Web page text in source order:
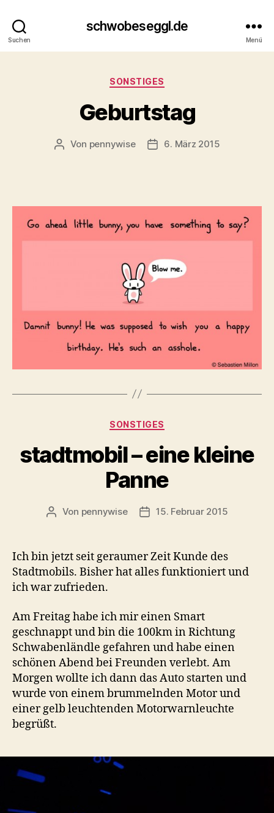
Suchen
schwobeseggl.de
Menü
Kategorien
SONSTIGES
Geburtstag
Beitragsautor
Von pennywise Veröffentlichungsdatum
6. März 2015
Kategorien
SONSTIGES
stadtmobil – eine kleine
Panne
Beitragsautor
Von pennywise Veröffentlichungsdatum
15. Februar 2015
Ich bin jetzt seit geraumer Zeit Kunde des
Stadtmobils. Bisher hat alles funktioniert und
ich war zufrieden.
Am Freitag habe ich mir einen Smart
geschnappt und bin die 100km in Richtung
Schwabenländle gefahren und habe einen
schönen Abend bei Freunden verlebt. Am
Morgen wollte ich dann das Auto starten und
wurde von einem brummelnden Motor und
einer gelb leuchtenden Motorwarnleuchte
begrüßt.